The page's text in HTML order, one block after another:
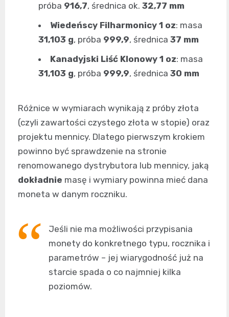
próba 916,7, średnica ok. 32,77 mm
Wiedeńscy Filharmonicy 1 oz: masa
31,103 g, próba 999,9, średnica 37 mm
Kanadyjski Liść Klonowy 1 oz: masa
31,103 g, próba 999,9, średnica 30 mm
Różnice w wymiarach wynikają z próby złota
(czyli zawartości czystego złota w stopie) oraz
projektu mennicy. Dlatego pierwszym krokiem
powinno być sprawdzenie na stronie
renomowanego dystrybutora lub mennicy, jaką
dokładnie masę i wymiary powinna mieć dana
moneta w danym roczniku.
Jeśli nie ma możliwości przypisania
monety do konkretnego typu, rocznika i
parametrów – jej wiarygodność już na
starcie spada o co najmniej kilka
poziomów.